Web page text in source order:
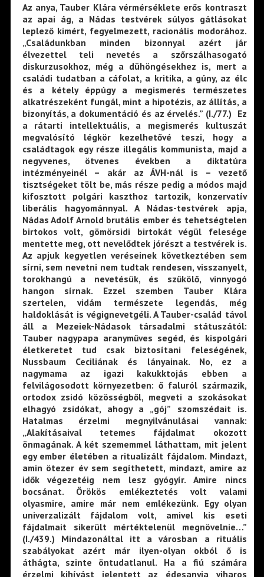
Az anya, Tauber Klára vérmérséklete erős kontraszt
az apai ág, a Nádas testvérek súlyos gátlásokat
leplező kimért, fegyelmezett, racionális modorához.
„Családunkban minden bizonnyal azért jár
élvezettel teli nevetés a szőrszálhasogató
diskurzusokhoz, még a dühöngésekhez is, mert a
családi tudatban a cáfolat, a kritika, a gúny, az élc
és a kétely éppúgy a megismerés természetes
alkatrészeként fungál, mint a hipotézis, az állítás, a
bizonyítás, a dokumentáció és az érvelés.” (I./77.) Ez
a rátarti intellektuális, a megismerés kultuszát
megvalósító légkör kezelhetővé teszi, hogy a
családtagok egy része illegális kommunista, majd a
negyvenes, ötvenes években a diktatúra
intézményeinél – akár az ÁVH-nál is – vezető
tisztségeket tölt be, más része pedig a módos majd
kifosztott polgári kaszthoz tartozik, konzervatív
liberális hagyománnyal. A Nádas-testvérek apja,
Nádas Adolf Arnold brutális ember és tehetségtelen
birtokos volt, gömörsidi birtokát végül felesége
mentette meg, ott nevelődtek jórészt a testvérek is.
Az apjuk kegyetlen veréseinek következtében sem
sírni, sem nevetni nem tudtak rendesen, visszanyelt,
torokhangú a nevetésük, és szűkölő, vinnyogó
hangon sírnak. Ezzel szemben Tauber Klára
szertelen, vidám természete legendás, még
haldoklását is végignevetgéli. A Tauber-család távol
áll a Mezeiek-Nádasok társadalmi státuszától:
Tauber nagypapa aranyműves segéd, és kispolgári
életkeretet tud csak biztosítani feleségének,
Nussbaum Ceciliának és lányainak. No, ez a
nagymama az igazi kakukktojás ebben a
felvilágosodott környezetben: ő faluról származik,
ortodox zsidó közösségből, megveti a szokásokat
elhagyó zsidókat, ahogy a „gój” szomszédait is.
Hatalmas érzelmi megnyilvánulásai vannak:
„Alakításaival tetemes fájdalmat okozott
önmagának. A két szememmel láthattam, mit jelent
egy ember életében a ritualizált fájdalom. Mindazt,
amin ötezer év sem segíthetett, mindazt, amire az
idők végezetéig nem lesz gyógyír. Amire nincs
bocsánat. Örökös emlékeztetés volt valami
olyasmire, amire már nem emlékezünk. Egy olyan
univerzalizált fájdalom volt, amivel kis eseti
fájdalmait sikerült mértéktelenül megnövelnie…”
(I./439.) Mindazonáltal itt a városban a rituális
szabályokat azért már ilyen-olyan okból ő is
áthágta, szinte öntudatlanul. Ha a fiú számára
érzelmi kihívást jelentett az édesanyja viharos